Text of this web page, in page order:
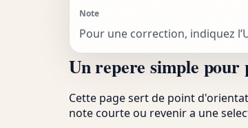
Note
Pour une correction, indiquez
Un repere simple
Cette page sert de point
note courte ou revenir a une